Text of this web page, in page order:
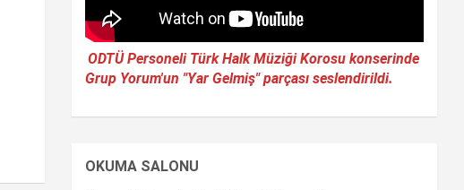
ODTÜ Personeli Türk Halk Müziği Korosu konserinde
Grup Yorum'un "Yar Gelmiş" parçası seslendirildi.
OKUMA SALONU